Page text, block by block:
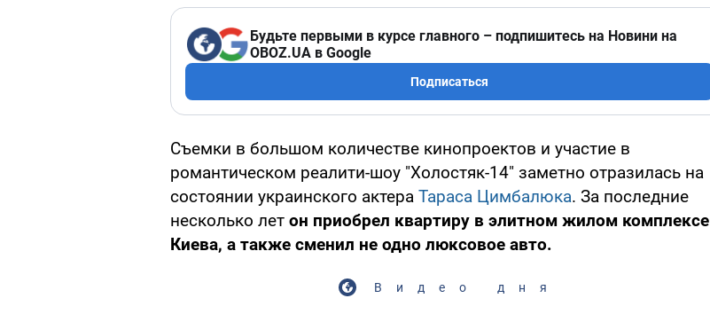
Будьте первыми в курсе главного – подпишитесь на Новини на
OBOZ.UA в Google
Подписаться
Съемки в большом количестве кинопроектов и участие в
романтическом реалити-шоу "Холостяк-14" заметно отразилась на
состоянии украинского актера Тараса Цимбалюка. За последние
несколько лет он приобрел квартиру в элитном жилом комплексе
Киева, а также сменил не одно люксовое авто.
Видео дня